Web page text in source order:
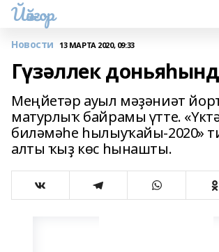
Йәйғор
Новости 13 МАРТА 2020, 09:33
Гүзәллек
Меңйетәр ауыл мәҙәниәт
матурлыҡ байрамы үтте.
биләмәһе һылыуҡайы-2020»
алты ҡыҙ көс һынашты.